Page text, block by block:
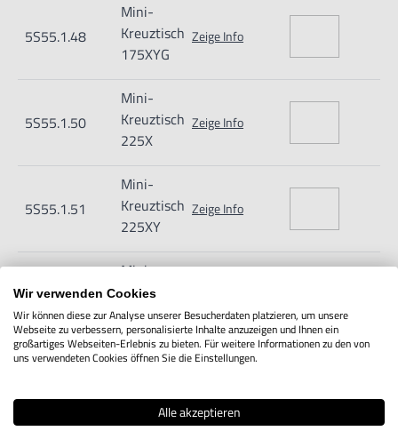
5S55.1.48
Mini-
Kreuztisch
175XYG
Zeige Info
5S55.1.50
Mini-
Kreuztisch
225X
Zeige Info
5S55.1.51
Mini-
Kreuztisch
225XY
Zeige Info
5S55.1.52
Mini-
Kreuztisch
225XG
Mini-
225XYG
Wir verwenden Cookies
Wir können diese zur Analyse unserer Besucherdaten platzieren, um unsere
Webseite zu verbessern, personalisierte Inhalte anzuzeigen und Ihnen ein
großartiges Webseiten-Erlebnis zu bieten. Für weitere Informationen zu den von
uns verwendeten Cookies öffnen Sie die Einstellungen.
Alle akzeptieren